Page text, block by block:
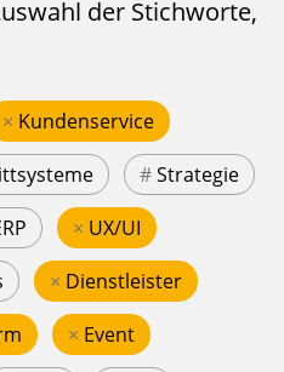
der Stichworte,
× Kundenservice
#Strategie
× UX/UI
× Dienstleister
× Event